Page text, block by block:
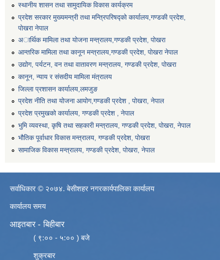
स्थानीय शासन तथा सामुदायिक विकास कार्यक्रम
प्रदेश सरकार मुख्यमन्त्री तथा मन्त्रिपरिषद्को कार्यालय,गण्डकी प्रदेश,
पाेखरा नेपाल
अार्थिक मामिला तथा योजना मन्त्रालय,गण्डकी प्रदेश, पोखरा
आन्तरिक मामिला तथा कानून मन्त्रालय,गण्डकी प्रदेश, पाेखरा नेपाल
उद्योग, पर्यटन, वन तथा वातावरण मन्त्रालय, गण्डकी प्रदेश, पोखरा
कानून, न्याय र संसदीय मामिला मंत्रालय
जिल्ला प्रशासन कार्यालय,लमजुङ
प्रदेश नीति तथा योजना आयोग,गण्डकी प्रदेश , पोखरा, नेपाल
प्रदेश प्रमुखको कार्यालय, गण्डकी प्रदेश , नेपाल
भुमि व्यवस्था, कृषि तथा सहकारी मन्त्रालय, गण्डकी प्रदेश, पोखरा, नेपाल
भौतिक पूर्वाधार विकास मन्त्रालय, गण्डकी प्रदेश, पाेखरा
सामाजिक विकास मन्त्रालय, गण्डकी प्रदेश, पोखरा, नेपाल
सर्वाधिकार © २०७४. बेसीशहर नगरकार्यपालिका कार्यालय
कार्यालय समय
आइतबार - बिहीबार
( ९:०० - ५:०० ) बजे
शुक्रबार